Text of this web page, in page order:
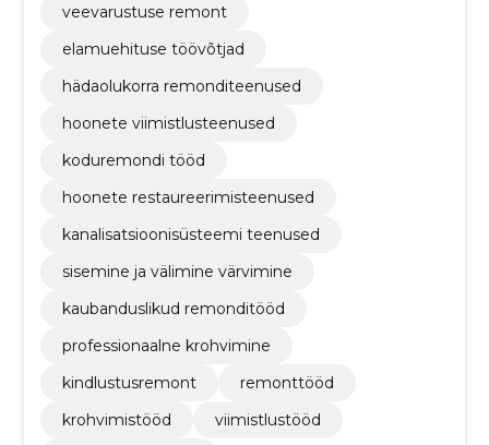
veevarustuse remont
elamuehituse töövõtjad
hädaolukorra remonditeenused
hoonete viimistlusteenused
koduremondi tööd
hoonete restaureerimisteenused
kanalisatsioonisüsteemi teenused
sisemine ja välimine värvimine
kaubanduslikud remonditööd
professionaalne krohvimine
kindlustusremont
remonttööd
krohvimistööd
viimistlustööd